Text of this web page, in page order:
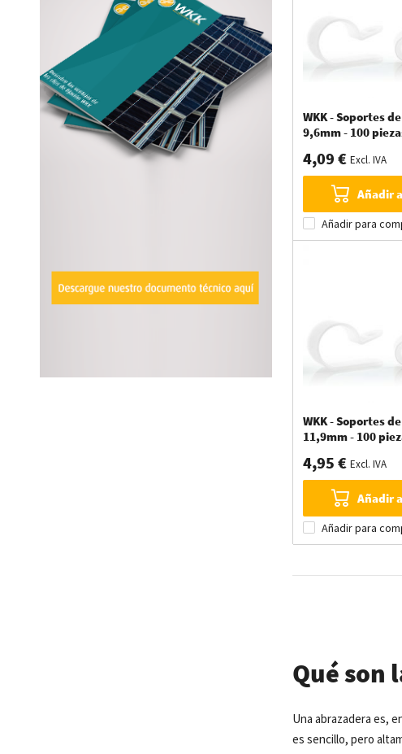
WKK - Soportes
9,6mm - 100
4,09 € Excl. IVA
Añadir
Añadir para
WKK - Soportes
11,9mm - 100
4,95 € Excl. IVA
Añadir
Añadir para
Qué son
Una abrazadera es,
essencillo, pero